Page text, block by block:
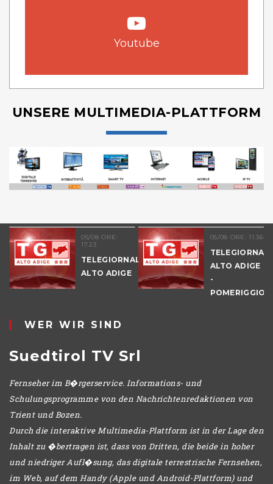
Youtube
UNSERE MULTIMEDIA-PLATTFORM
05/08 ORE:
17.23
TELEGIORNALE
ALTO ADIGE
05/08 ORE: 11.36
TELEGIORNALE
ALTO ADIGE
-
WER WIR SIND
Suedtirol TV Srl
Fernseher im B�rgerservice. Informations- und
Schulungsprogramme von den Nachrichtenredaktionen von
Trient und Bozen.
Durch die interaktive Multimedia-Plattform ist in der Lage den
Inhalt zu �bertragen ist, dass von Dritten, die beide in hoher
und niedriger Aufl�sung, das digitale terrestrische Fernsehen,
im Web, auf dem Handy (Apple und Android-Plattform) und